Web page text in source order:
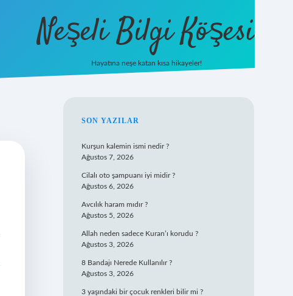
Neşeli Bilgi Köşesi
Hayatına neşe katan kısa hikayeler!
SIDEBAR
SON YAZILAR
Kurşun kalemin ismi nedir ?
Ağustos 7, 2026
Cilalı oto şampuanı iyi midir ?
Ağustos 6, 2026
Avcılık haram mıdır ?
Ağustos 5, 2026
Allah neden sadece Kuran’ı korudu ?
Ağustos 3, 2026
8 Bandajı Nerede Kullanılır ?
Ağustos 3, 2026
3 yaşındaki bir çocuk renkleri bilir mi ?